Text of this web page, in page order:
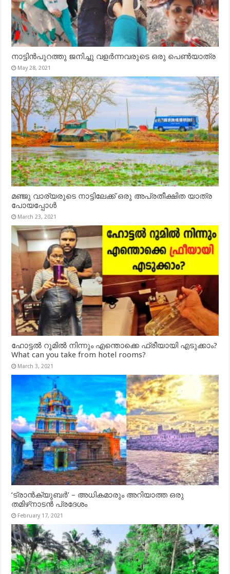
നാട്ടിൻപുറത്തു ജനിച്ചു വളർന്നവരുടെ ഒരു പെൺയാത്ര
May 28, 2021
മഞ്ജു വാര്യരുടെ നാട്ടിലേക്ക് ഒരു അപ്രതീക്ഷിത യാത്ര
പോയപ്പോൾ
March 23, 2021
ഹോട്ടൽ റൂമിൽ നിന്നും എന്തൊക്കെ ഫ്രീയായി എടുക്കാം?
What can you take from hotel rooms?
March 3, 2021
‘ട്രാൻക്യുബർ’ – അധികമാരും അറിയാത്ത ഒരു
തമിഴ്‌നാടൻ പ്രദേശം
February 17, 2021